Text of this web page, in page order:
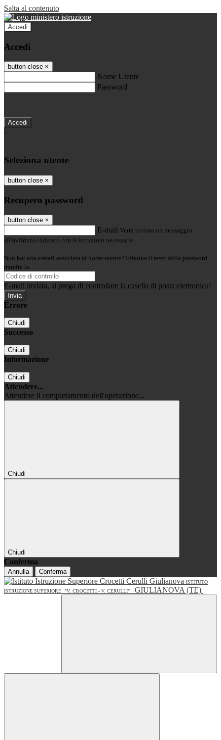
Salta al contenuto
Accedi
Accedi
button close ×
Nome Utente
Password
-
Seleziona utente
button close ×
Recupero password
button close ×
E-mail Verrà inviato un messaggio
all'indirizzo indicato con le istruzioni necessarie.
Non hai una e-mail associata al nome utente? Effettua il reset della password
tramite la
E-mail inviata, si prega di controllare la casella di posta elettronica!
Errore
Chiudi
Successo
Chiudi
Informazione
Chiudi
Attendere...
Attendere il completamento dell'operazione...
Chiudi
Chiudi
Conferma
Annulla Conferma
ISTITUTO
ISTRUZIONE SUPERIORE
"V. CROCETTI - V. CERULLI" GIULIANOVA (TE)